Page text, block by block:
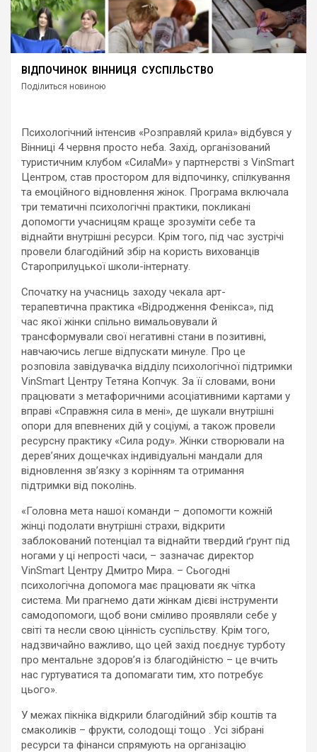
ВІДПОЧИНОК ВІННИЦЯ СУСПІЛЬСТВО
Поділиться новиною
Психологічний інтенсив «Розправляй крила» відбувся у
Вінниці 4 червня просто неба. Захід, організований
туристичним клубом «СилаМи» у партнерстві з VinSmart
Центром, став простором для відпочинку, спілкування
та емоційного відновлення жінок. Програма включала
три тематичні психологічні практики, покликані
допомогти учасницям краще зрозуміти себе та
віднайти внутрішні ресурси. Крім того, під час зустрічі
провели благодійний збір на користь вихованців
Староприлуцької школи-інтернату.
Спочатку на учасниць заходу чекала арт-
терапевтична практика «Відродження Фенікса», під
час якої жінки спільно вимальовували й
трансформували свої негативні стани в позитивні,
навчаючись легше відпускати минуле. Про це
розповіла завідувачка відділу психологічної підтримки
VinSmart Центру Тетяна Копчук. За її словами, вони
працювати з метафоричними асоціативними картами у
вправі «Справжня сила в мені», де шукали внутрішні
опори для впевнених дій у соціумі, а також провели
ресурсну практику «Сила роду». Жінки створювали на
дерев’яних дощечках індивідуальні мандали для
відновлення зв’язку з корінням та отримання
підтримки від поколінь.
«Головна мета нашої команди – допомогти кожній
жінці подолати внутрішні страхи, відкрити
заблокований потенціал та віднайти твердий ґрунт під
ногами у ці непрості часи, – зазначає директор
VinSmart Центру Дмитро Мира. – Сьогодні
психологічна допомога має працювати як чітка
система. Ми прагнемо дати жінкам дієві інструменти
самодопомоги, щоб вони сміливо проявляли себе у
світі та несли свою цінність суспільству. Крім того,
надзвичайно важливо, що цей захід поєднує турботу
про ментальне здоров’я із благодійністю – це вчить
нас гуртуватися та допомагати тим, хто потребує
цього».
У межах пікніка відкрили благодійний збір коштів та
смаколиків – фрукти, солодощі тощо . Усі зібрані
ресурси та фінанси спрямують на організацію